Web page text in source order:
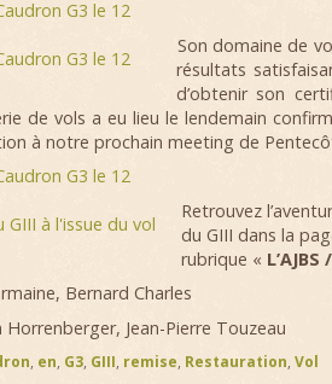
Son domaine de
résultats
d’obtenir son
de vols a eu lieu le lendemain
à notre prochain meeting de
Retrouvez
du GIII dans la
rubrique « L’AJBS /
Bernard Charles
Jean-Pierre Touzeau
, en, G3, GIII, remise, Restauration, Vol